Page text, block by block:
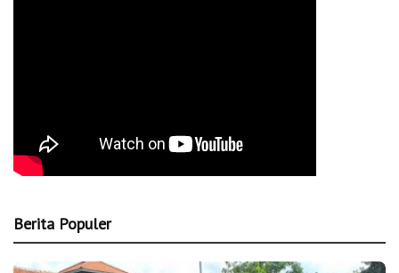
Berita Populer